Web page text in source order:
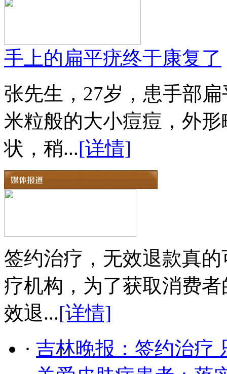
手上的扁平疣终于康复了
张先生，27岁，患手部
米粒般的大小痘痘，外
状，稍...[详情]
签约治疗，无效退款真
疗机构，为了获取消费
效退...[详情]
· 吉林晚报：签约治疗